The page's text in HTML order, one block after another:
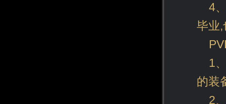
4
毕业,
1
的装
2